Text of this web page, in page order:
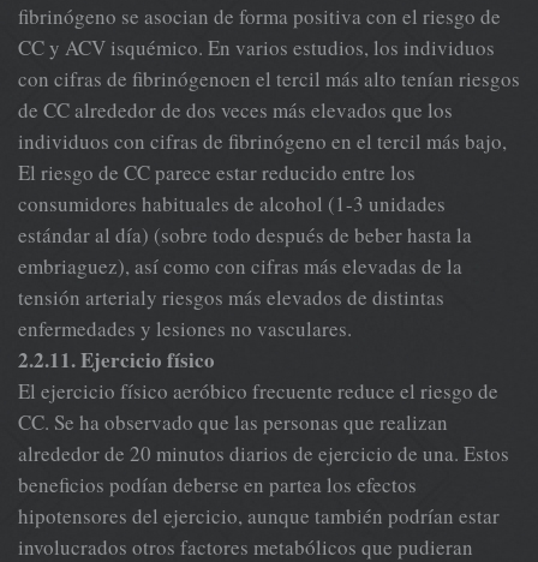
fibrinógeno se asocian de forma positiva con el riesgo de
CC y ACV isquémico. En varios estudios, los individuos
con cifras de fibrinógenoen el tercil más alto tenían riesgos
de CC alrededor de dos veces más elevados que los
individuos con cifras de fibrinógeno en el tercil más bajo,
El riesgo de CC parece estar reducido entre los
consumidores habituales de alcohol (1-3 unidades
estándar al día) (sobre todo después de beber hasta la
embriaguez), así como con cifras más elevadas de la
tensión arterialy riesgos más elevados de distintas
enfermedades y lesiones no vasculares.
2.2.11. Ejercicio físico
El ejercicio físico aeróbico frecuente reduce el riesgo de
CC. Se ha observado que las personas que realizan
alrededor de 20 minutos diarios de ejercicio de una. Estos
beneficios podían deberse en partea los efectos
hipotensores del ejercicio, aunque también podrían estar
involucrados otros factores metabólicos que pudieran